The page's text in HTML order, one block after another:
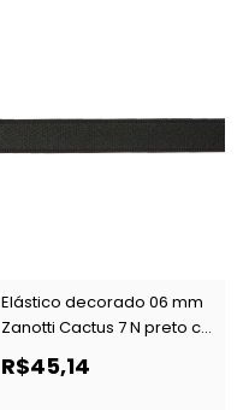
Elástico decorado 06 mm
Zanotti Cactus 7 N preto c/
50 m
R$45,14